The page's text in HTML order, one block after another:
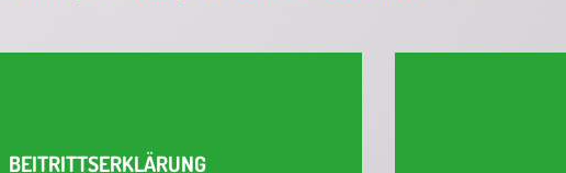
BEITRITTSERKLÄRUNG